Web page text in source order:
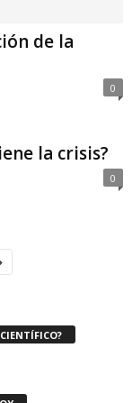
de la
0
la crisis?
0